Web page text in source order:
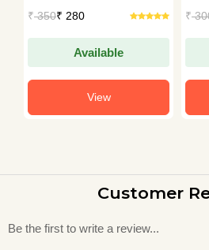
₹350₹ 280
Available
View
₹
Customer
Be the first to write a review...